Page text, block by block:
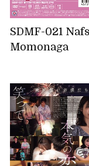
SDMF-021
Momonaga